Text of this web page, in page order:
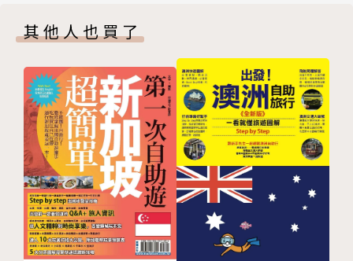
黎 → 國際面具嘉年華，全城扮鬼是要護送佛祖？
南奔 → 泰北季節限定，龍眼冰茶、龍眼麵一定要吃！
普吉 → 乩童穿刺上身！九皇勝會「齋」得你好驚訝…
素可泰→穿越回古代，在第一王都欣賞光雕、迎曙光！
烏汶 → 細琢巨型蠟燭全城守夜，遊行＆夜市不停歇…
還有，藍廟、白廟、黑屋，邊境之城等美食藝文攻略，
兼容並蓄、泰有趣，夠你玩一年的泰好玩新提案！
作者簡介
8月 南奔．龍眼節
10月 那空帕農．火船節
11月 素可泰．水燈節暨煙火祭
12月 呵叻．大山音樂節
【附錄】泰國佛教文化
【附錄】泰國大眾運輸的搭乘建議與說明
其他人也買了